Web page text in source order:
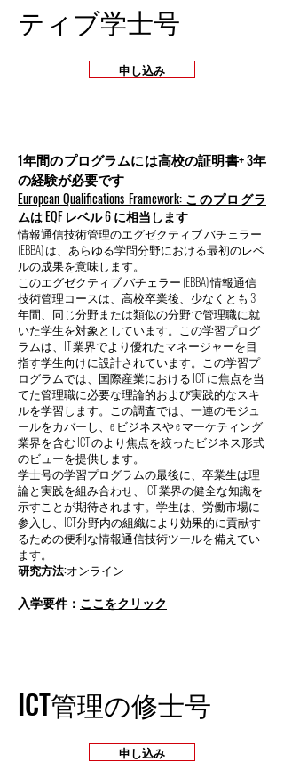
ティブ学士号
申し込み
1年間のプログラムには高校の証明書+ 3年
の経験が必要です
European Qualifications Framework: このプログラ
ムは EQF レベル 6 に相当します
情報通信技術管理のエグゼクティブ バチェラー
(EBBA) は、あらゆる学問分野における最初のレベ
ルの成果を意味します。
このエグゼクティブ バチェラー (EBBA) 情報通信
技術管理コースは、高校卒業後、少なくとも 3
年間、同じ分野または類似の分野で管理職に就
いた学生を対象としています。この学習プログ
ラムは、IT 業界でより優れたマネージャーを目
指す学生向けに設計されています。この学習プ
ログラムでは、国際産業における ICT に焦点を当
てた管理職に必要な理論的および実践的なスキ
ルを学習します。この調査では、一連のモジュ
ールをカバーし、e ビジネスや e マーケティング
業界を含む ICT のより焦点を絞ったビジネス形式
のビューを提供します。
学士号の学習プログラムの最後に、卒業生は理
論と実践を組み合わせ、ICT 業界の健全な知識を
示すことが期待されます。学生は、労働市場に
参入し、ICT分野内の組織により効果的に貢献す
るための便利な情報通信技術ツールを備えてい
ます。
研究方法:オンライン
入学要件： ここをクリック
ICT管理の修士号
申し込み